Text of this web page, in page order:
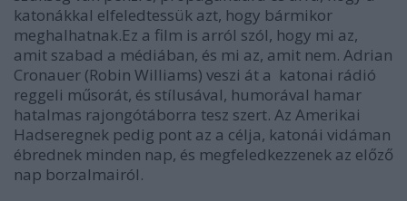
katonákkal elfeledtessük azt, hogy bármikor
meghalhatnak.Ez a film is arról szól, hogy mi az,
amit szabad a médiában, és mi az, amit nem. Adrian
Cronauer (Robin Williams) veszi át a katonai rádió
reggeli műsorát, és stílusával, humorával hamar
hatalmas rajongótáborra tesz szert. Az Amerikai
Hadseregnek pedig pont az a célja, katonái vidáman
ébrednek minden nap, és megfeledkezzenek az előző
nap borzalmairól.